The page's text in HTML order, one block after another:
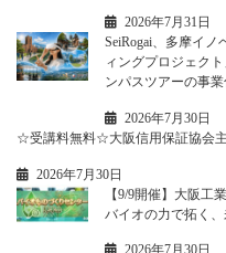
2026年7月31日
SeiRogai、多摩イ
ィングプロジェク
ンパスツアーの事
2026年7月30日
☆受講料無料☆大阪信用保証協会
2026年7月30日
【9/9開催】大阪工
バイオの力で拓く